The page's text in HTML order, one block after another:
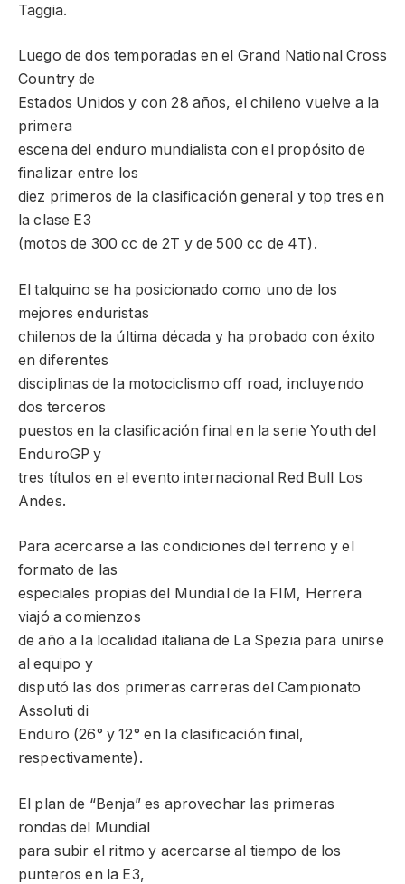
Taggia.
Luego de dos temporadas en el Grand National Cross
Country de
Estados Unidos y con 28 años, el chileno vuelve a la
primera
escena del enduro mundialista con el propósito de
finalizar entre los
diez primeros de la clasificación general y top tres en
la clase E3
(motos de 300 cc de 2T y de 500 cc de 4T).
El talquino se ha posicionado como uno de los
mejores enduristas
chilenos de la última década y ha probado con éxito
en diferentes
disciplinas de la motociclismo off road, incluyendo
dos terceros
puestos en la clasificación final en la serie Youth del
EnduroGP y
tres títulos en el evento internacional Red Bull Los
Andes.
Para acercarse a las condiciones del terreno y el
formato de las
especiales propias del Mundial de la FIM, Herrera
viajó a comienzos
de año a la localidad italiana de La Spezia para unirse
al equipo y
disputó las dos primeras carreras del Campionato
Assoluti di
Enduro (26° y 12° en la clasificación final,
respectivamente).
El plan de “Benja” es aprovechar las primeras
rondas del Mundial
para subir el ritmo y acercarse al tiempo de los
punteros en la E3,